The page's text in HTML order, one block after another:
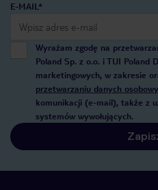
E-MAIL*
Wyrażam zgodę na
Poland Sp. z o.o. i TUI Poland
marketingowych, w zakresie
przetwarzaniu danych
komunikacji (e-mail), także z
systemów wywołujących.